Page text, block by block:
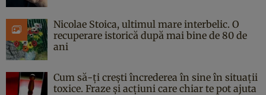
Nicolae Stoica, ultimul mare interbelic. O
recuperare istorică după mai bine de 80 de
ani
Cum să-ți crești încrederea în sine în situații
toxice. Fraze și acțiuni care chiar te pot ajuta